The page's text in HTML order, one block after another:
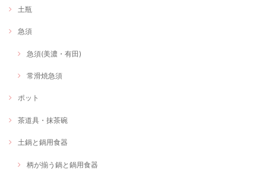
土瓶
急須
急須(美濃・有田)
常滑焼急須
ポット
茶道具・抹茶碗
土鍋と鍋用食器
柄が揃う鍋と鍋用食器